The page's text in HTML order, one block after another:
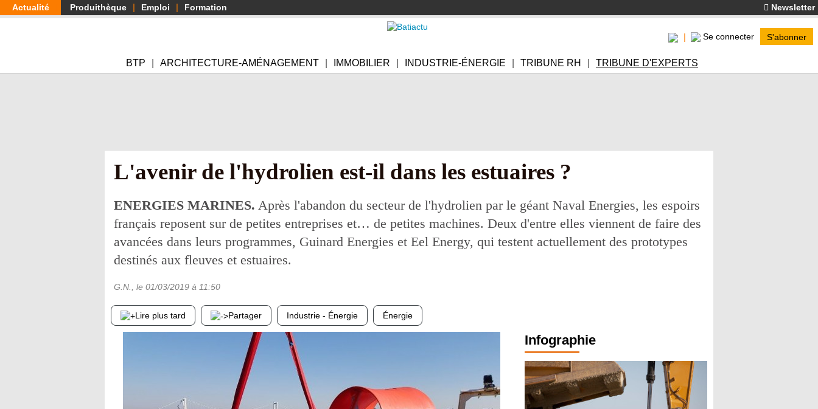
Aller
au
Actualité Produithèque Emploi Formation Newsletter
Se connecter S'abonner
BTP ARCHITECTURE-AMÉNAGEMENT IMMOBILIER INDUSTRIE-ÉNERGIE TRIBUNE RH TRIBUNE D'EXPERTS
L'avenir de l'hydrolien est-il dans les estuaires ?
ENERGIES MARINES. Après l'abandon du secteur de l'hydrolien par le géant Naval Energies, les espoirs
français reposent sur de petites entreprises et… de petites machines. Deux d'entre elles viennent de faire des
avancées dans leurs programmes, Guinard Energies et Eel Energy, qui testent actuellement des prototypes
destinés aux fleuves et estuaires.
G.N. , le 01/03/2019 à 11:50
Lire plus tard Partager Industrie - Énergie Énergie
Infographie